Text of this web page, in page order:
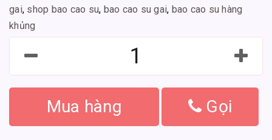
gai, shop bao cao su, bao cao su gai, bao cao su hàng
khủng
Mua hàng Gọi